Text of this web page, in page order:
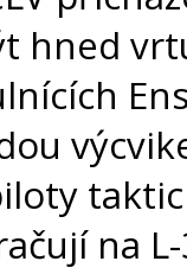
hned
na